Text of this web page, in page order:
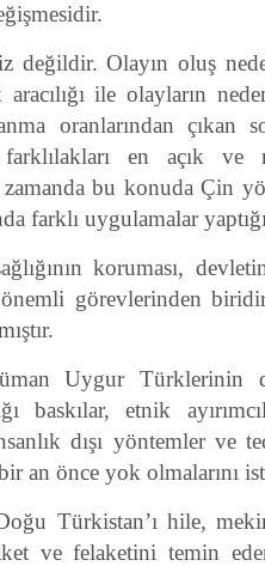
değildir. Olayın oluş
ile olayların
oranlarından çıkan
farklılakları en açık
bu konuda Çin
farklı uygulamalar
koruması,
görevlerinden
Uygur Türklerinin
baskılar, etnik
dışı yöntemler ve
an önce yok olmalarını
Türkistan’ı hile,
ve felaketini temin